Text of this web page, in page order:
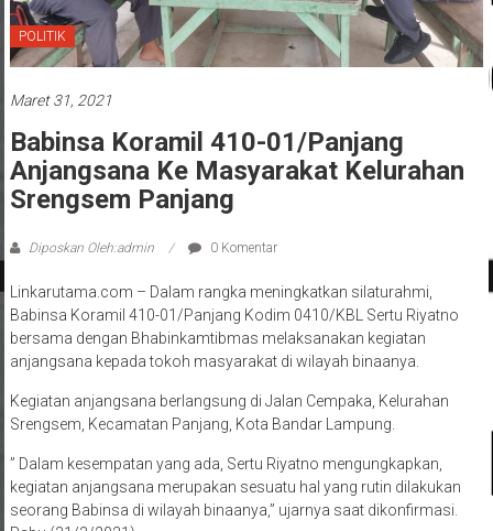
POLITIK
Maret 31, 2021
Babinsa Koramil 410-01/Panjang
Anjangsana Ke Masyarakat Kelurahan
Srengsem Panjang
Diposkan Oleh:admin 0 Komentar
Linkarutama.com – Dalam rangka meningkatkan silaturahmi,
Babinsa Koramil 410-01/Panjang Kodim 0410/KBL Sertu Riyatno
bersama dengan Bhabinkamtibmas melaksanakan kegiatan
anjangsana kepada tokoh masyarakat di wilayah binaanya.
Kegiatan anjangsana berlangsung di Jalan Cempaka, Kelurahan
Srengsem, Kecamatan Panjang, Kota Bandar Lampung.
” Dalam kesempatan yang ada, Sertu Riyatno mengungkapkan,
kegiatan anjangsana merupakan sesuatu hal yang rutin dilakukan
seorang Babinsa di wilayah binaanya,” ujarnya saat dikonfirmasi.